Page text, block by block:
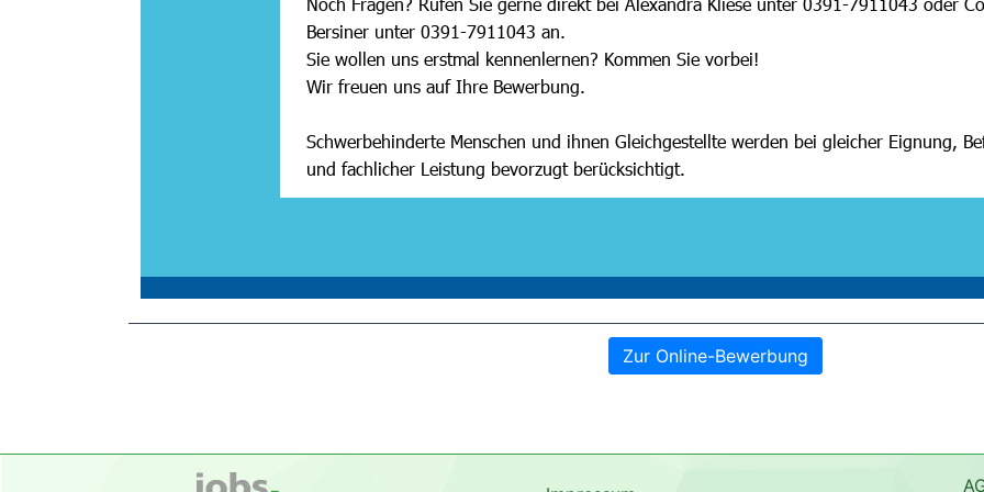
Zur Online-Bewerbung